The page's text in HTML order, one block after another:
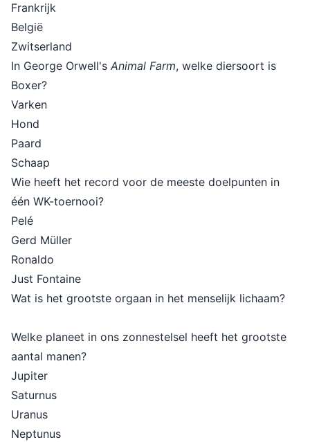
Frankrijk
België
Zwitserland
In George Orwell's Animal Farm, welke diersoort is
Boxer?
Varken
Hond
Paard
Schaap
Wie heeft het record voor de meeste doelpunten in
één WK-toernooi?
Pelé
Gerd Müller
Ronaldo
Just Fontaine
Wat is het grootste orgaan in het menselijk lichaam?
Welke planeet in ons zonnestelsel heeft het grootste
aantal manen?
Jupiter
Saturnus
Uranus
Neptunus